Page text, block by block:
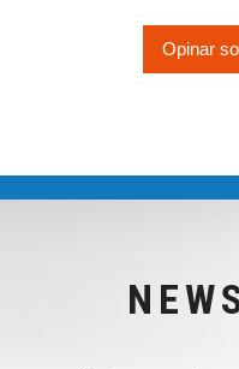
Opinar